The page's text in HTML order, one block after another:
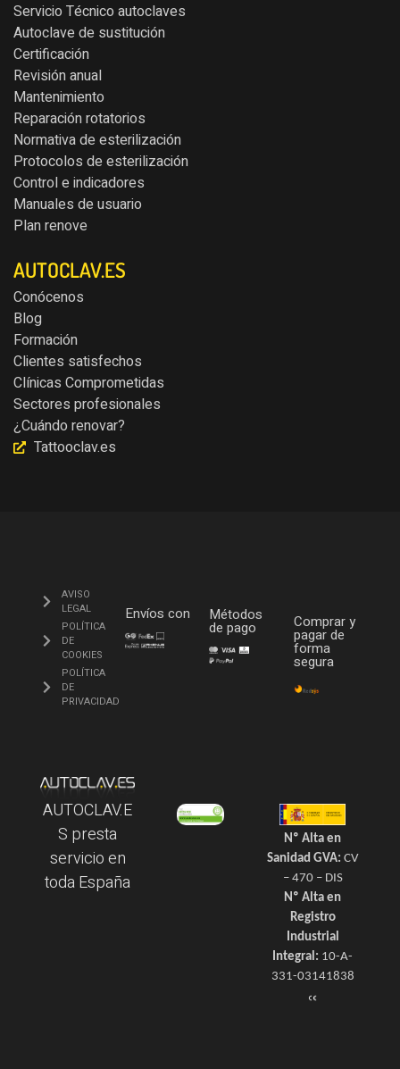
Servicio Técnico autoclaves
Autoclave de sustitución
Certificación
Revisión anual
Mantenimiento
Reparación rotatorios
Normativa de esterilización
Protocolos de esterilización
Control e indicadores
Manuales de usuario
Plan renove
AUTOCLAV.ES
Conócenos
Blog
Formación
Clientes satisfechos
Clínicas Comprometidas
Sectores profesionales
¿Cuándo renovar?
Tattooclav.es
AVISO
LEGAL
POLÍTICA
DE
COOKIES
POLÍTICA
DE
PRIVACIDAD
Envíos con Métodos
de pago Comprar y
pagar de
forma
segura
AUTOCLAV.E
S presta
servicio en
toda España
Nº Alta en
Sanidad GVA: CV
– 470 – DIS
Nº Alta en
Registro
Industrial
Integral: 10-A-
331-03141838